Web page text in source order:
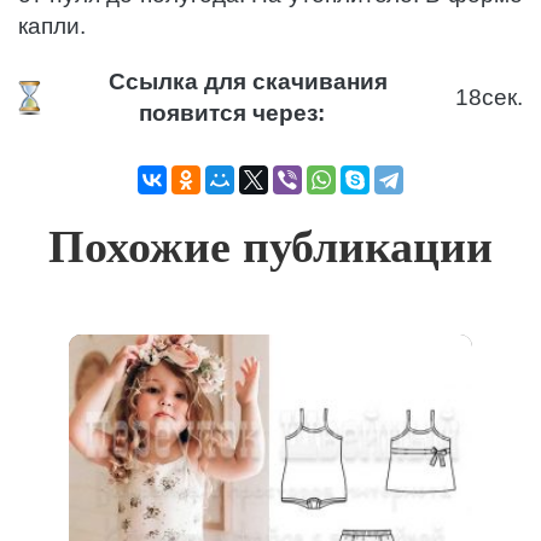
капли.
Ссылка для скачивания
появится через:
17сек.
Похожие публикации